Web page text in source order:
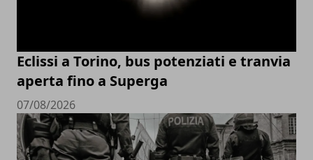
Eclissi a Torino, bus potenziati e tranvia
aperta fino a Superga
07/08/2026